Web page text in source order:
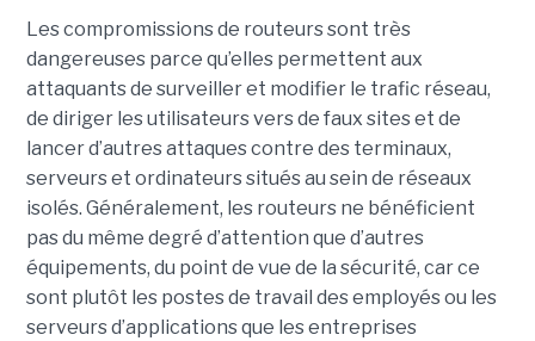
Les compromissions de routeurs sont très
dangereuses parce qu’elles permettent aux
attaquants de surveiller et modifier le trafic réseau,
de diriger les utilisateurs vers de faux sites et de
lancer d’autres attaques contre des terminaux,
serveurs et ordinateurs situés au sein de réseaux
isolés. Généralement, les routeurs ne bénéficient
pas du même degré d’attention que d’autres
équipements, du point de vue de la sécurité, car ce
sont plutôt les postes de travail des employés ou les
serveurs d’applications que les entreprises